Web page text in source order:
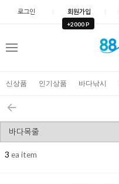
로그인 회원가입
+2000 P
신상품 인기상품 바다낚시
3 ea item